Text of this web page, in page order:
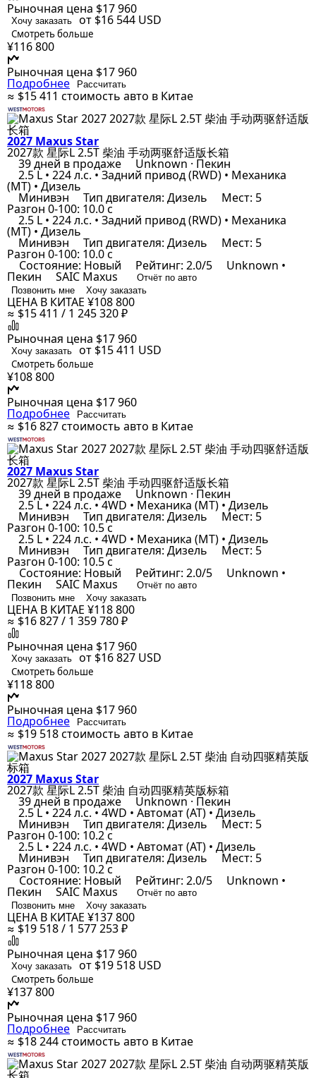
Рыночная цена $17 960
Хочу заказать от $16 544 USD
Смотреть больше
¥116 800
Рыночная цена $17 960
Подробнее Рассчитать
≈ $15 411 стоимость авто в Китае
2027 Maxus Star
2027款 星际L 2.5T 柴油 手动两驱舒适版长箱
39 дней в продаже Unknown · Пекин
2.5 L • 224 л.с. • Задний привод (RWD) • Механика
(MT) • Дизель
Минивэн Тип двигателя: Дизель Мест: 5
Разгон 0-100: 10.0 с
2.5 L • 224 л.с. • Задний привод (RWD) • Механика
(MT) • Дизель
Минивэн Тип двигателя: Дизель Мест: 5
Разгон 0-100: 10.0 с
Состояние: Новый Рейтинг: 2.0/5 Unknown •
Пекин SAIC Maxus
Отчёт по авто
Позвонить мне
Хочу заказать
ЦЕНА В КИТАЕ ¥108 800
≈ $15 411 / 1 245 320 ₽
Рыночная цена $17 960
Хочу заказать от $15 411 USD
Смотреть больше
¥108 800
Рыночная цена $17 960
Подробнее Рассчитать
≈ $16 827стоимость авто в Китае
2027 Maxus Star
2027款 星际L 2.5T 柴油 手动四驱舒适版长箱
39 дней в продаже Unknown · Пекин
2.5 L • 224 л.с. • 4WD • Механика (MT) • Дизель
Минивэн Тип двигателя: Дизель Мест: 5
Разгон 0-100: 10.5 с
2.5 L • 224 л.с. • 4WD • Механика (MT) • Дизель
Минивэн Тип двигателя: Дизель Мест: 5
Разгон 0-100: 10.5 с
Состояние: Новый Рейтинг: 2.0/5 Unknown •
Пекин SAIC Maxus
Отчёт по авто
Позвонить мне
Хочу заказать
ЦЕНА В КИТАЕ ¥118 800
≈ $16 827 / 1 359 780 ₽
Рыночная цена $17 960
Хочу заказать от $16 827 USD
Смотреть больше
¥118 800
Рыночная цена $17 960
Подробнее Рассчитать
≈ $19 518стоимость авто в Китае
2027 Maxus Star
2027款 星际L 2.5T 柴油 自动四驱精英版标箱
39 дней в продаже Unknown · Пекин
2.5 L • 224 л.с. • 4WD • Автомат (AT) • Дизель
Минивэн Тип двигателя: Дизель Мест: 5
Разгон 0-100: 10.2 с
2.5 L • 224 л.с. • 4WD • Автомат (AT) • Дизель
Минивэн Тип двигателя: Дизель Мест: 5
Разгон 0-100: 10.2 с
Состояние: Новый Рейтинг: 2.0/5 Unknown •
Пекин SAIC Maxus
Отчёт по авто
Позвонить мне
Хочу заказать
ЦЕНА В КИТАЕ ¥137 800
≈ $19 518 / 1 577 253 ₽
Рыночная цена $17 960
Хочу заказать от $19 518 USD
Смотреть больше
¥137 800
Рыночная цена $17 960
Подробнее Рассчитать
≈ $18 244стоимость авто в Китае